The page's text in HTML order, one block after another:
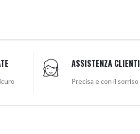
ASSISTENZA CLIENTI
Precisa e con il sorriso